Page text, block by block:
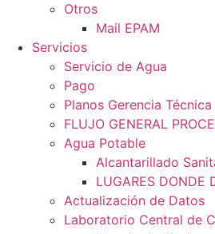
Otros
Mail EPAM
Servicios
Servicio de Agua
Pago
Planos Gerencia Técnica
FLUJO GENERAL
Agua Potable
Alcantarillado
LUGARES DONDE
Actualización de Datos
Laboratorio Central de